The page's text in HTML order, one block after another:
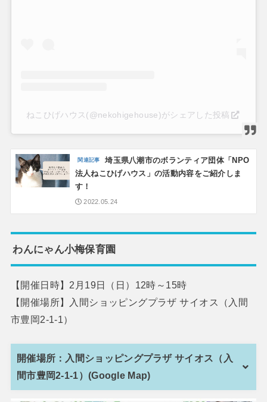
ねこひげハウス(@nekohigehouse)がシェアした投稿
埼玉県八潮市のボランティア団体「NPO
法人ねこひげハウス」の活動内容をご紹介しま
す！
2022.05.24
わんにゃん小梅保育園
【開催日時】2月19日（日）12時～15時
【開催場所】入間ショッピングプラザ サイオス（入間
市豊岡2-1-1）
開催場所：入間ショッピングプラザ サイオス（入
間市豊岡2-1-1）(Google Map)